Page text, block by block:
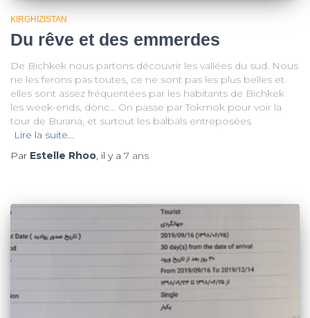
KIRGHIZISTAN
Du rêve et des emmerdes
De Bichkek nous partons découvrir les vallées du sud. Nous
ne les ferons pas toutes, ce ne sont pas les plus belles et
elles sont assez fréquentées par les habitants de Bichkek
les week-ends, donc… On passe par Tokmok pour voir la
tour de Burana, et surtout les balbals entreposées
Lire la suite…
Par Estelle Rhoo, il y a 7 ans